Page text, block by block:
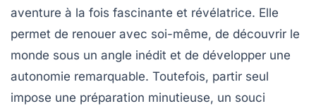
aventure à la fois fascinante et révélatrice. Elle
permet de renouer avec soi-même, de découvrir le
monde sous un angle inédit et de développer une
autonomie remarquable. Toutefois, partir seul
impose une préparation minutieuse, un souci